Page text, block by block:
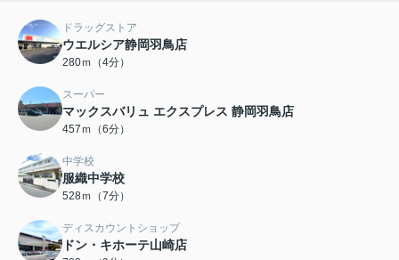
ドラッグストア
ウエルシア静岡羽鳥店
280ｍ（4分）
スーパー
マックスバリュ エクスプレス 静岡羽鳥店
457ｍ（6分）
中学校
服織中学校
528ｍ（7分）
ディスカウントショップ
ドン・キホーテ山崎店